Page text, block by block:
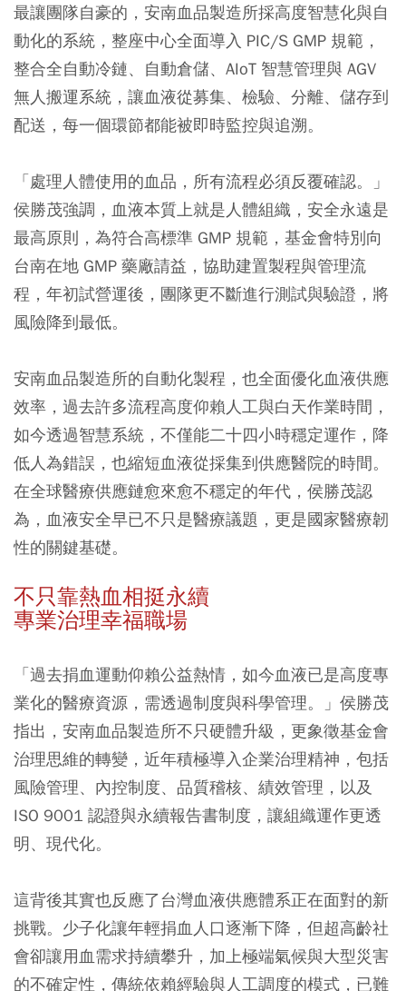
最讓團隊自豪的，安南血品製造所採高度智慧化與自
動化的系統，整座中心全面導入 PIC/S GMP 規範，
整合全自動冷鏈、自動倉儲、AIoT 智慧管理與 AGV
無人搬運系統，讓血液從募集、檢驗、分離、儲存到
配送，每一個環節都能被即時監控與追溯。
「處理人體使用的血品，所有流程必須反覆確認。」
侯勝茂強調，血液本質上就是人體組織，安全永遠是
最高原則，為符合高標準 GMP 規範，基金會特別向
台南在地 GMP 藥廠請益，協助建置製程與管理流
程，年初試營運後，團隊更不斷進行測試與驗證，將
風險降到最低。
安南血品製造所的自動化製程，也全面優化血液供應
效率，過去許多流程高度仰賴人工與白天作業時間，
如今透過智慧系統，不僅能二十四小時穩定運作，降
低人為錯誤，也縮短血液從採集到供應醫院的時間。
在全球醫療供應鏈愈來愈不穩定的年代，侯勝茂認
為，血液安全早已不只是醫療議題，更是國家醫療韌
性的關鍵基礎。
不只靠熱血相挺永續
專業治理幸福職場
「過去捐血運動仰賴公益熱情，如今血液已是高度專
業化的醫療資源，需透過制度與科學管理。」侯勝茂
指出，安南血品製造所不只硬體升級，更象徵基金會
治理思維的轉變，近年積極導入企業治理精神，包括
風險管理、內控制度、品質稽核、績效管理，以及
ISO 9001 認證與永續報告書制度，讓組織運作更透
明、現代化。
這背後其實也反應了台灣血液供應體系正在面對的新
挑戰。少子化讓年輕捐血人口逐漸下降，但超高齡社
會卻讓用血需求持續攀升，加上極端氣候與大型災害
的不確定性，傳統依賴經驗與人工調度的模式，已難